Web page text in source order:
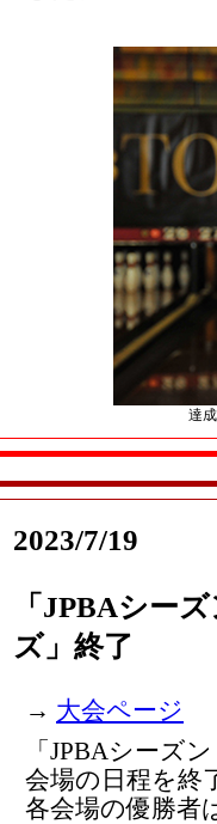
達
2023/7/19
「JPBAシー
ズ」終了
→ 大会ページ
「JPBAシーズ
会場の日程を終
各会場の優勝者